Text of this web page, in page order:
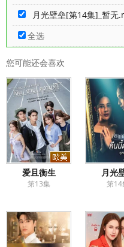
月光壁垒[第14集]_暂无
全选
您可能还会喜欢
爱且衡生
第13集
月光
第14